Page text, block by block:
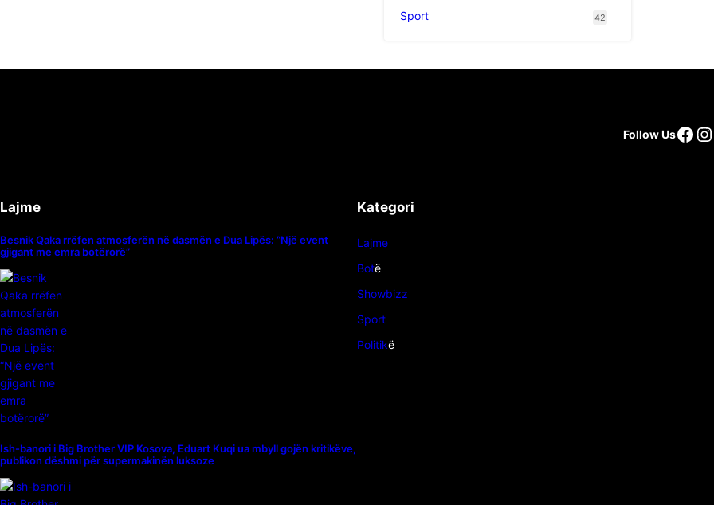
Sport 42
Follow Us
Lajme
Besnik Qaka rrëfen atmosferën në dasmën e Dua Lipës: “Një event
gjigant me emra botërorë”
Ish-banori i Big Brother VIP Kosova, Eduart Kuqi ua mbyll gojën kritikëve,
publikon dëshmi për supermakinën luksoze
Kategori
Lajme
Botë
Showbizz
Sport
Politikë